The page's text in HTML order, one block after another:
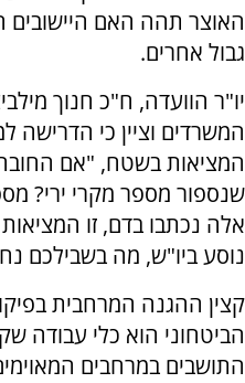
האוצר תהה האם היישובים
גבול אחרים.
יו"ר הוועדה, ח"כ חנוך
המשרדים וציין כי הדרישה
המציאות בשטח, "אם החובה
שנספור מספר מקרי ירי?
אלה נכתבו בדם, זו
נוסע ביו"ש, מה בשבילכם
קצין ההגנה המרחבית
הביטחוני הוא כלי עבודה
התושבים במרחבים